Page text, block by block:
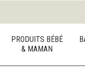
PRODUITS BÉBÉ
& MAMAN